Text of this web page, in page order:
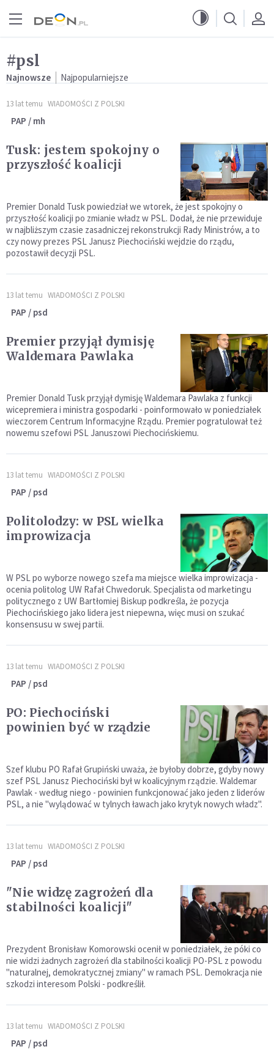
#psl
Najnowsze Najpopularniejsze
13 lat temu WIADOMOŚCI Z POLSKI
PAP / mh
Tusk: jestem spokojny o
przyszłość koalicji
Premier Donald Tusk powiedział we wtorek, że jest spokojny o
przyszłość koalicji po zmianie władz w PSL. Dodał, że nie przewiduje
w najbliższym czasie zasadniczej rekonstrukcji Rady Ministrów, a to
czy nowy prezes PSL Janusz Piechociński wejdzie do rządu,
pozostawił decyzji PSL.
13 lat temu WIADOMOŚCI Z POLSKI
PAP / psd
Premier przyjął dymisję
Waldemara Pawlaka
Premier Donald Tusk przyjął dymisję Waldemara Pawlaka z funkcji
wicepremiera i ministra gospodarki - poinformowało w poniedziałek
wieczorem Centrum Informacyjne Rządu. Premier pogratulował też
nowemu szefowi PSL Januszowi Piechocińskiemu.
13 lat temu WIADOMOŚCI Z POLSKI
PAP / psd
Politolodzy: w PSL wielka
improwizacja
W PSL po wyborze nowego szefa ma miejsce wielka improwizacja -
ocenia politolog UW Rafał Chwedoruk. Specjalista od marketingu
politycznego z UW Bartłomiej Biskup podkreśla, że pozycja
Piechocińskiego jako lidera jest niepewna, więc musi on szukać
konsensusu w swej partii.
13 lat temu WIADOMOŚCI Z POLSKI
PAP / psd
PO: Piechociński
powinien być w rządzie
Szef klubu PO Rafał Grupiński uważa, że byłoby dobrze, gdyby nowy
szef PSL Janusz Piechociński był w koalicyjnym rządzie. Waldemar
Pawlak - według niego - powinien funkcjonować jako jeden z liderów
PSL, a nie "wylądować w tylnych ławach jako krytyk nowych władz".
13 lat temu WIADOMOŚCI Z POLSKI
PAP / psd
"Nie widzę zagrożeń dla
stabilności koalicji"
Prezydent Bronisław Komorowski ocenił w poniedziałek, że póki co
nie widzi żadnych zagrożeń dla stabilności koalicji PO-PSL z powodu
"naturalnej, demokratycznej zmiany" w ramach PSL. Demokracja nie
szkodzi interesom Polski - podkreślił.
13 lat temu WIADOMOŚCI Z POLSKI
PAP / psd